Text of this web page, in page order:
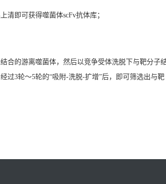
清即可获得噬菌体scFv抗体库；
合的游离噬菌体，然后以竞争受体洗脱下与靶分子
过3轮～5轮的“吸附-洗脱-扩增”后，即可筛选出与靶